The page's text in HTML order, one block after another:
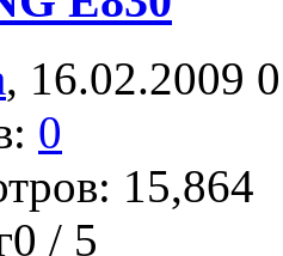
, 16.02.2009
0
15,864
/ 5